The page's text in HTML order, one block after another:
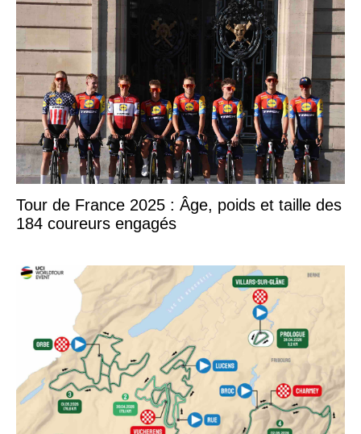
Tour de France 2025 : Âge, poids et taille des
184 coureurs engagés